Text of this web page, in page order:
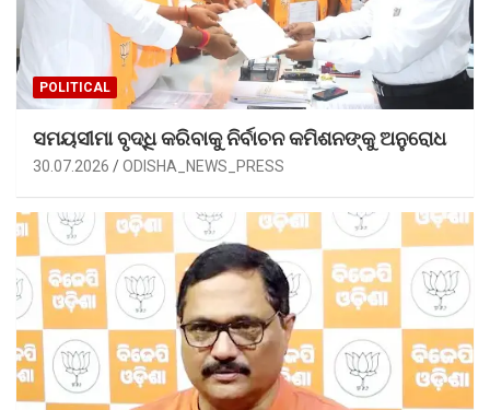
POLITICAL
ସମୟସୀମା ବୃଦ୍ଧି କରିବାକୁ ନିର୍ବାଚନ କମିଶନଙ୍କୁ ଅନୁରୋଧ
30.07.2026 ODISHA_NEWS_PRESS